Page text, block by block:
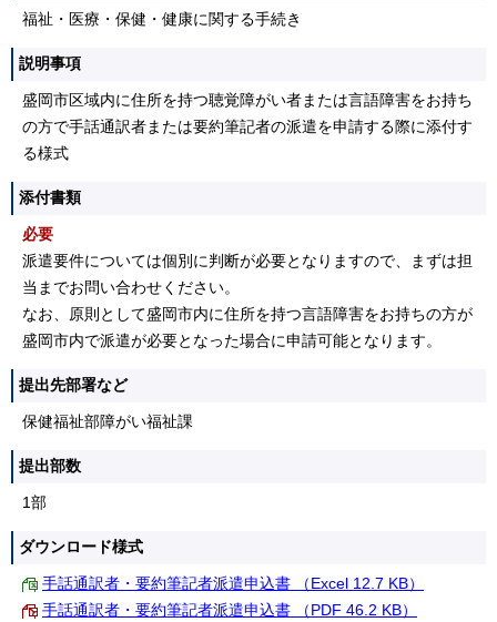
福祉・医療・保健・健康に関する手続き
説明事項
盛岡市区域内に住所を持つ聴覚障がい者または言語障害をお持ち
の方で手話通訳者または要約筆記者の派遣を申請する際に添付す
る様式
添付書類
必要
派遣要件については個別に判断が必要となりますので、まずは担
当までお問い合わせください。
なお、原則として盛岡市内に住所を持つ言語障害をお持ちの方が
盛岡市内で派遣が必要となった場合に申請可能となります。
提出先部署など
保健福祉部障がい福祉課
提出部数
1部
ダウンロード様式
手話通訳者・要約筆記者派遣申込書 （Excel 12.7 KB）
手話通訳者・要約筆記者派遣申込書 （PDF 46.2 KB）